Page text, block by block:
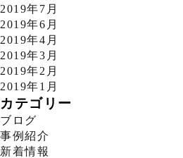
2019年7月
2019年6月
2019年4月
2019年3月
2019年2月
2019年1月
カテゴリー
ブログ
事例紹介
新着情報